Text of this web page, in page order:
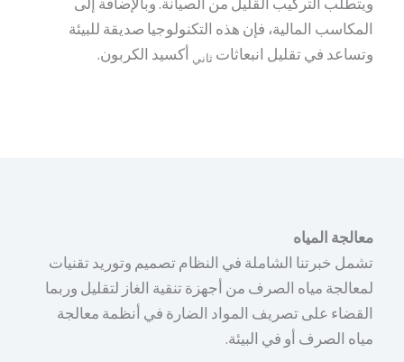
المكاسب المالية، فإن هذه التكنولوجيا صديقة للبيئة
وتساعد في تقليل انبعاثات ثاني أكسيد الكربون.
معالجة المياه
تشمل خبرتنا الشاملة في النظام تصميم وتوريد تقنيات
لمعالجة مياه الصرف من أجهزة تنقية الغاز لتقليل وربما
القضاء على تصريف المواد الضارة في أنظمة معالجة
مياه الصرف أو في البيئة.